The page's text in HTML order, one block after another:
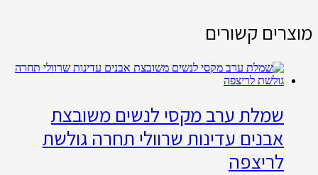
מוצרים קשורים
שמלת ערב מקסי לנשים משובצת
אבנים עדינות שרוולי תחרה גולשת
לריצפה